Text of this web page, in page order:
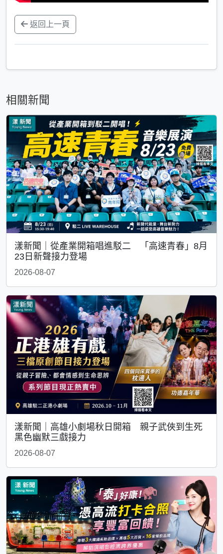
返回上一頁
相關新聞
漾新聞｜從產業開箱唱進駁二 「高速青春」8月
23日新聲接力登場
2026-08-07
漾新聞｜高雄小劇場秋日開箱 親子武俠到生死
黑色幽默三戲接力
2026-08-07